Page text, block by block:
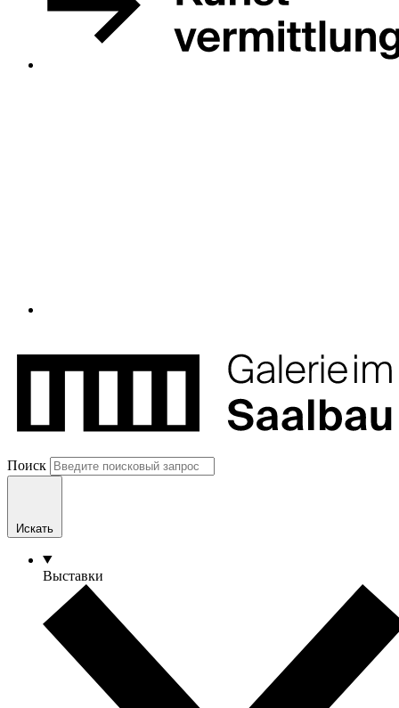
Поиск
Искать
Выставки